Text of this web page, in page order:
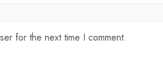
for the next time I comment.